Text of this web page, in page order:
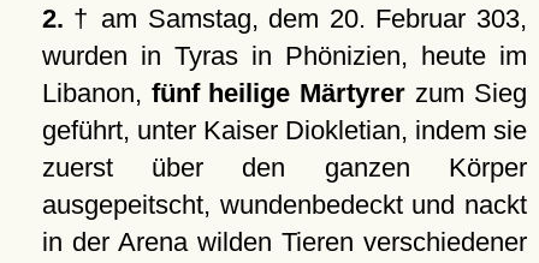
2. † am Samstag, dem 20. Februar 303,
wurden in Tyras in Phönizien, heute im
Libanon, fünf heilige Märtyrer zum Sieg
geführt, unter Kaiser Diokletian, indem sie
zuerst über den ganzen Körper
ausgepeitscht, wundenbedeckt und nackt
in der Arena wilden Tieren verschiedener